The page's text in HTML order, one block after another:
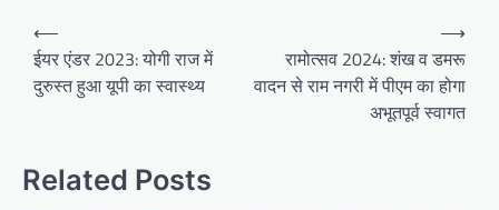
Post
navigation
⟵
ईयर एंडर 2023: योगी राज में
दुरुस्त हुआ यूपी का स्वास्थ्य
रामोत्सव 2024: शंख व डमरू
वादन से राम नगरी में पीएम का होगा
अभूतपूर्व स्वागत
⟶
Related Posts